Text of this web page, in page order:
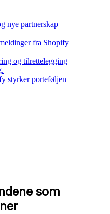
nye partnerskap
fra Shopify
og tilrettelegging
.
styrker porteføljen
som